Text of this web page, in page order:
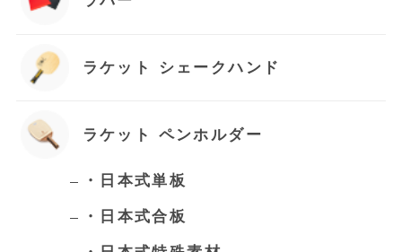
ラケット シェークハンド
ラケット ペンホルダー
・日本式単板
・日本式合板